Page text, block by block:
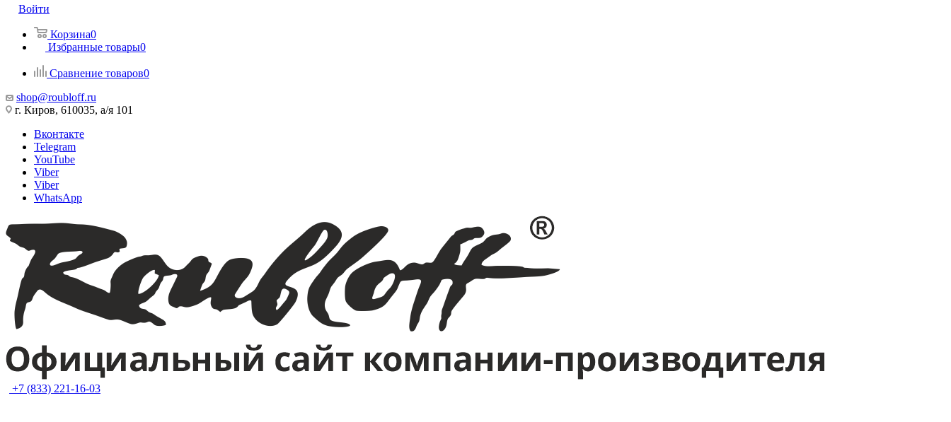
Войти
Корзина0
Избранные товары0
Сравнение товаров0
shop@roubloff.ru
г. Киров, 610035, а/я 101
Вконтакте
Telegram
YouTube
Viber
Viber
WhatsApp
+7 (833) 221-16-03